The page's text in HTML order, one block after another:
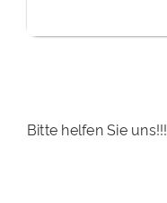
Bitte helfen Sie uns!!!